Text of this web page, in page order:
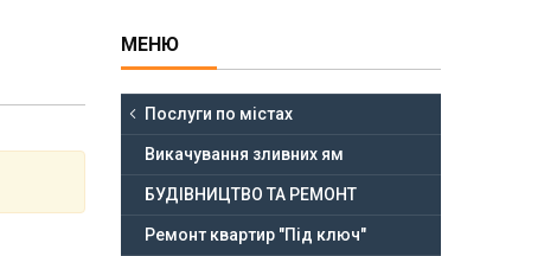
Послуги по містах
Викачування зливних ям
БУДІВНИЦТВО ТА РЕМОНТ
Ремонт квартир "Під ключ"